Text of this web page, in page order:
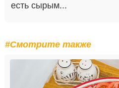
есть сырым...
#Смотрите также